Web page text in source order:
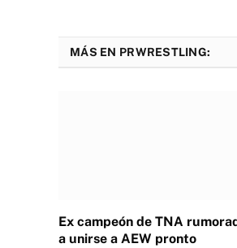
MÁS EN PRWRESTLING:
Ex campeón de TNA
a unirse a AEW pronto